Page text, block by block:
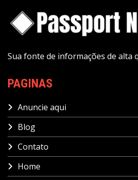
Sua fonte de informações de alta
PAGINAS
Anuncie aqui
Blog
Contato
Home